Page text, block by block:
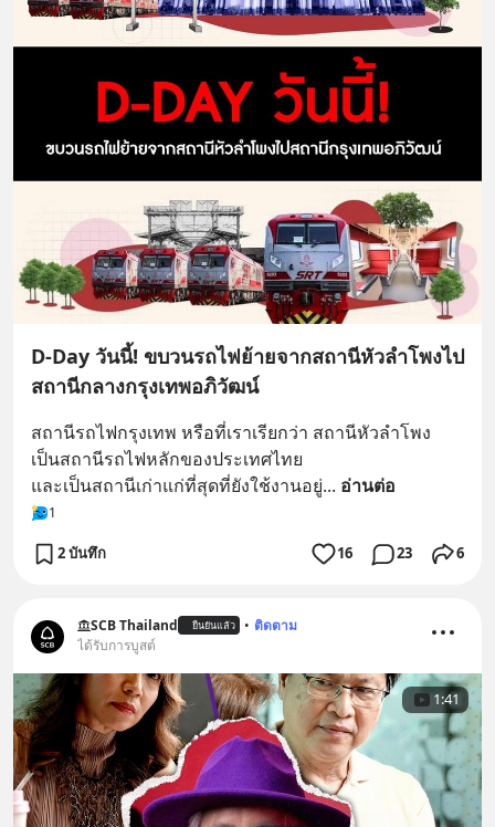
D-Day วันนี้! ขบวนรถไฟย้ายจากสถานีหัวลำโพงไป
สถานีกลางกรุงเทพอภิวัฒน์
สถานีรถไฟกรุงเทพ หรือที่เราเรียกว่า สถานีหัวลำโพง
เป็นสถานีรถไฟหลักของประเทศไทย
และเป็นสถานีเก่าแก่ที่สุดที่ยังใช้งานอยู่... อ่านต่อ
1
2 บันทึก 16 23 6
SCB Thailand ยืนยันแล้ว • ติดตาม
ได้รับการบูสต์
1:41